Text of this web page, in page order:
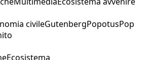
civileGutenbergPopotusPop
Ecosistema